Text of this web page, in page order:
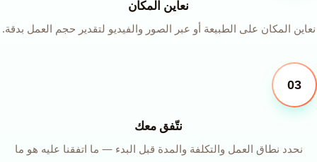
نعاين المكان
نعاين المكان على الطبيعة أو عبر الصور والفيديو لتقدير حجم العمل بدقة.
03
نتّفق معك
نحدد نطاق العمل والتكلفة والمدة قبل البدء — ما اتفقنا عليه هو ما